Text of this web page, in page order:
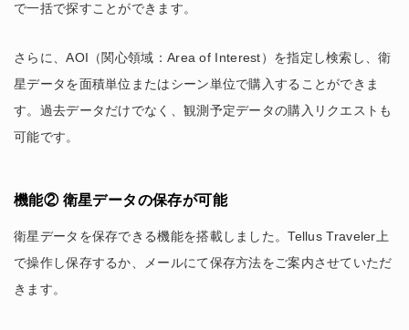
で一括で探すことができます。
さらに、AOI（関心領域：Area of Interest）を指定し検索し、衛
星データを面積単位またはシーン単位で購入することができま
す。過去データだけでなく、観測予定データの購入リクエストも
可能です。
機能② 衛星データの保存が可能
衛星データを保存できる機能を搭載しました。Tellus Traveler上
で操作し保存するか、メールにて保存方法をご案内させていただ
きます。